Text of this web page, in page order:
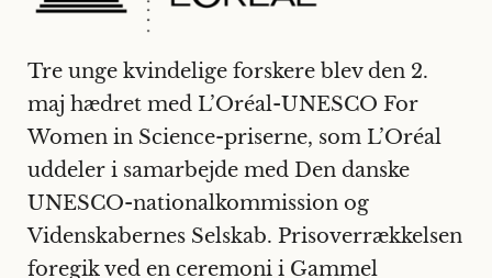
Tre unge kvindelige forskere blev den 2.
maj hædret med L’Oréal-UNESCO For
Women in Science-priserne, som L’Oréal
uddeler i samarbejde med Den danske
UNESCO-nationalkommission og
Videnskabernes Selskab. Prisoverrækkelsen
foregik ved en ceremoni i Gammel